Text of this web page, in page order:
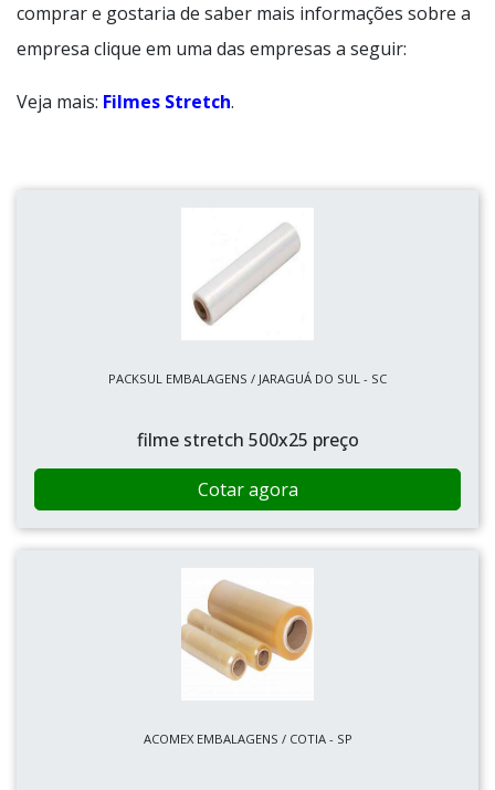
comprar e gostaria de saber mais informações sobre a
empresa clique em uma das empresas a seguir:
Veja mais: Filmes Stretch.
PACKSUL EMBALAGENS / JARAGUÁ DO SUL - SC
filme stretch 500x25 preço
Cotar agora
ACOMEX EMBALAGENS / COTIA - SP